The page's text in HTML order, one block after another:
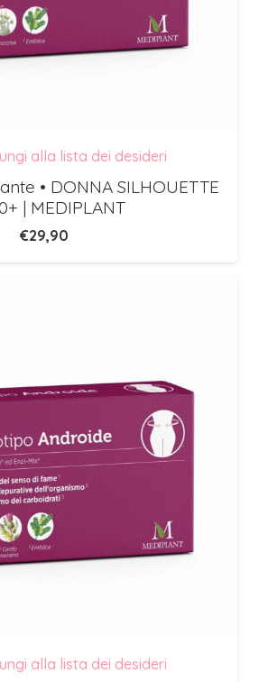
alla lista dei desideri
• DONNA SILHOUETTE
| MEDIPLANT
€29,90
alla lista dei desideri